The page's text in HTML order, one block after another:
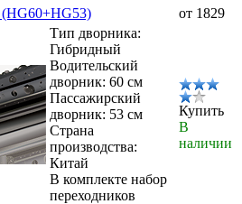
от 1829
Тип дворника:
Гибридный
Водительский
дворник: 60 см
Пассажирский
дворник: 53 см
Страна
производства:
Китай
В комплекте набор
переходников
Купить
В
наличии